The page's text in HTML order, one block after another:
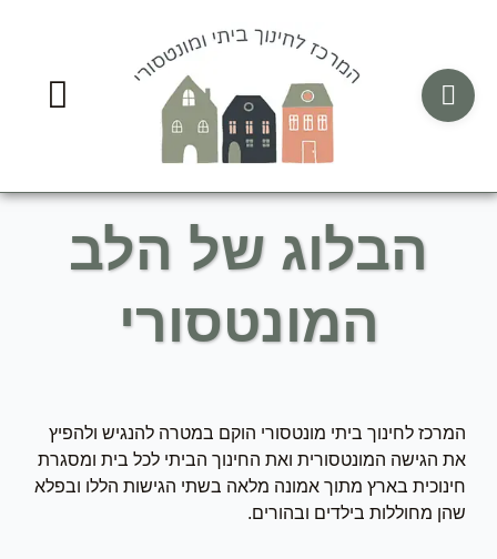
הבלוג של הלב
המונטסורי
המרכז לחינוך ביתי מונטסורי הוקם במטרה להנגיש ולהפיץ
את הגישה המונטסורית ואת החינוך הביתי לכל בית ומסגרת
חינוכית בארץ מתוך אמונה מלאה בשתי הגישות הללו ובפלא
שהן מחוללות בילדים ובהורים.